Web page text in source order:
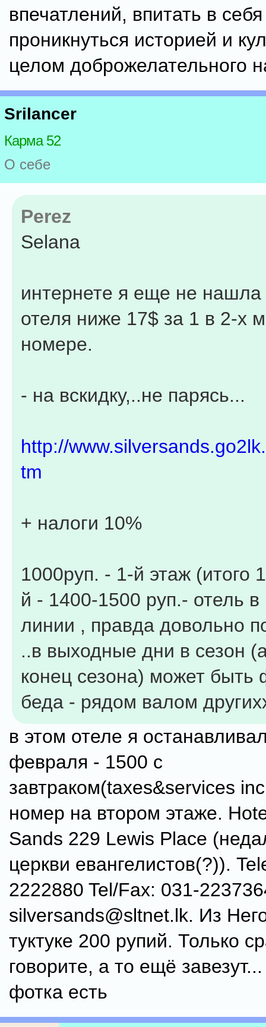
впечатлений, впитать в
проникнуться историей и
целом доброжелательного
Srilancer
Карма 52
О себе
Perez
Selana
интернете я еще не нашла
отеля ниже 17$ за 1 в 2-х
номере.
- на вскидку,..не парясь...
http://
tm
+ налоги 10%
1000руп. - 1-й этаж (итого
й - 1400-1500 руп.- отель в
линии , правда довольно
..в выходные дни в сезон
конец сезона) может быть
беда - рядом валом
в этом отеле я
февраля - 1500 с
завтраком(taxes&services
номер на втором этаже.
Sands 229 Lewis Place
церкви евангелистов(?)).
2222880 Tel/Fax: 031-
silversands@sltnet.lk. Из
туктуке 200 рупий. Только
говорите, а то ещё
фотка есть